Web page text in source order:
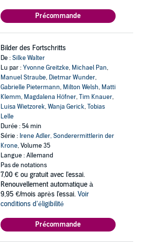
Précommande
Bilder des Fortschritts
De :Silke Walter
Lu par :Yvonne Greitzke, Michael Pan,
Manuel Straube, Dietmar Wunder,
Gabrielle Pietermann, Milton Welsh, Matti
Klemm, Magdalena Höfner,Tim Knauer,
Luisa Wietzorek,Wanja Gerick,Tobias
Lelle
Durée : 54 min
Série : Irene Adler, Sonderermittlerin der
Krone, Volume 35
Langue : Allemand
Pas de notations
7,00 € ou gratuit avec l'essai.
Renouvellement automatique à
9,95 €/mois après l'essai. Voir
conditions d'éligibilité
Précommande